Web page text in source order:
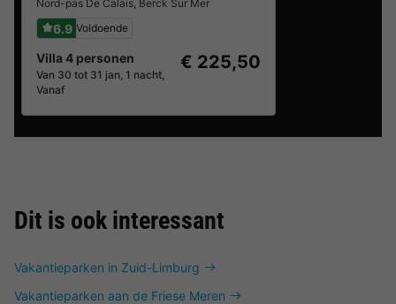
Nord-pas De Calais, Berck Sur Mer
6.9 Voldoende
Villa 4 personen
Van 30 tot 31 jan, 1 nacht,
Vanaf
€ 225,50
Dit is ook interessant
Vakantieparken in Zuid-Limburg
Vakantieparken aan de Friese Meren